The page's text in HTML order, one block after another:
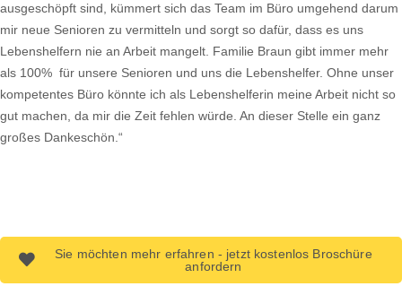
ausgeschöpft sind, kümmert sich das Team im Büro umgehend darum
mir neue Senioren zu vermitteln und sorgt so dafür, dass es uns
Lebenshelfern nie an Arbeit mangelt. Familie Braun gibt immer mehr
als 100% für unsere Senioren und uns die Lebenshelfer. Ohne unser
kompetentes Büro könnte ich als Lebenshelferin meine Arbeit nicht so
gut machen, da mir die Zeit fehlen würde. An dieser Stelle ein ganz
großes Dankeschön.“
Sie möchten mehr erfahren - jetzt kostenlos Broschüre
anfordern